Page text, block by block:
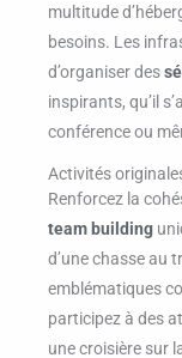
multitude
besoins. Les
d’organiser des
inspirants, qu’il
conférence ou
Activités
Renforcez la
team building
d’une chasse au
emblématiques
participez à des
une croisière sur